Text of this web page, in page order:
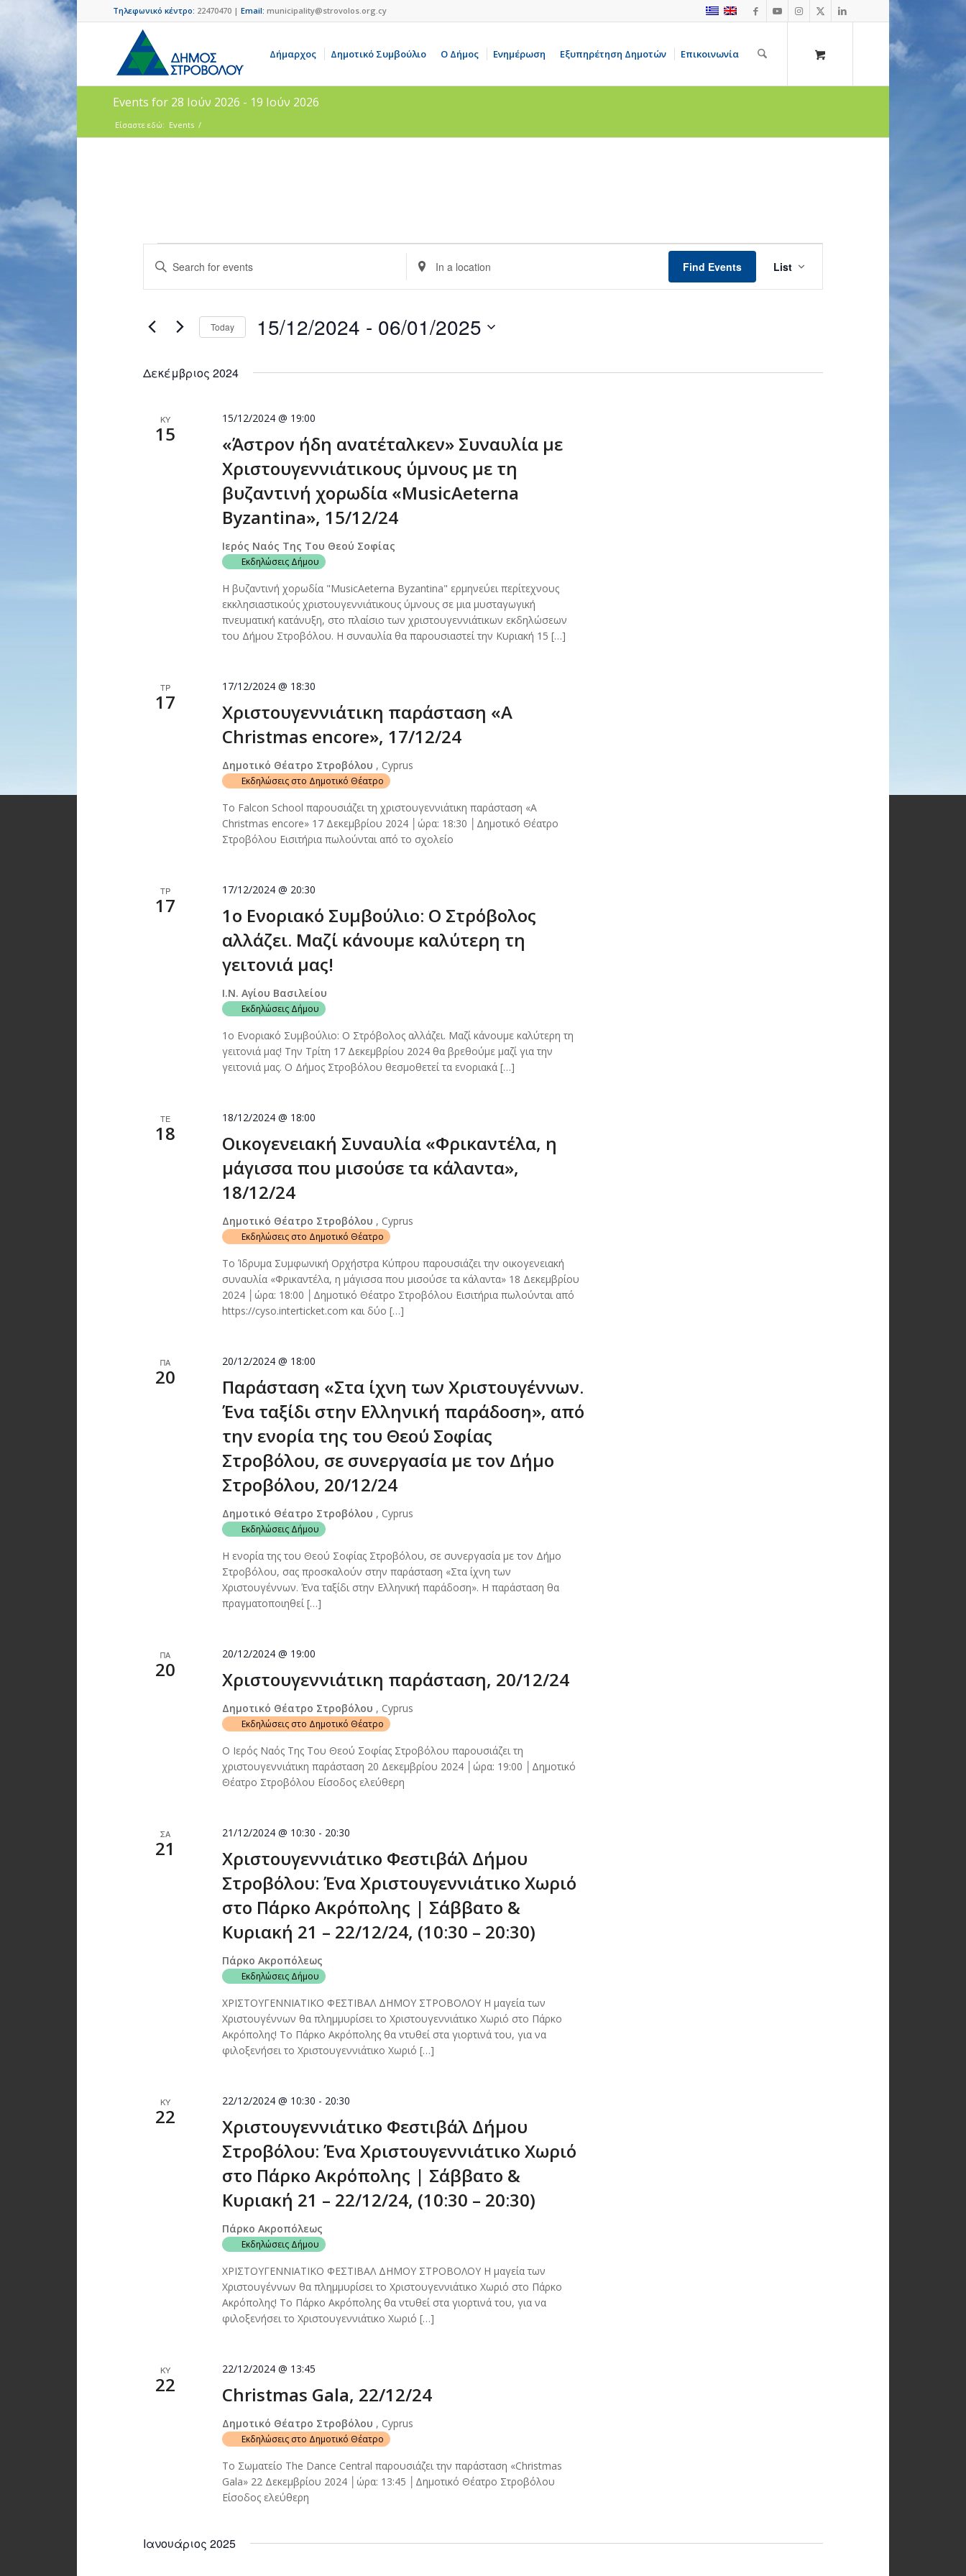
Τηλεφωνικό κέντρο: 22470470 | Email: municipality@strovolos.org.cy
Δήμαρχος Δημοτικό Συμβούλιο Ο Δήμος Ενημέρωση Εξυπηρέτηση Δημοτών Επικοινωνία
Events for 28 Ιούν 2026 - 19 Ιούν 2026
Είσαστε εδώ: Events /
Events
Search
and
Views
Navigation
Enter
Keyword.
Search
Events
Enter
Location.
Search
Events
by
Find Events
Views
List
Today 15/12/2024 - 06/01/2025
Δεκέμβριος 2024
ΚΥ
15
«Άστρον ήδη ανατέταλκεν» Συναυλία με
Χριστουγεννιάτικους ύμνους με τη
βυζαντινή χορωδία «MusicAeterna
Byzantina», 15/12/24
15/12/2024 @ 19:00
Ιερός Ναός Της Του Θεού Σοφίας
Εκδηλώσεις Δήμου
Η βυζαντινή χορωδία "MusicAeterna Byzantina" ερμηνεύει περίτεχνους
εκκλησιαστικούς χριστουγεννιάτικους ύμνους σε μια μυσταγωγική
πνευματική κατάνυξη, στο πλαίσιο των χριστουγεννιάτικων εκδηλώσεων
του Δήμου Στροβόλου. Η συναυλία θα παρουσιαστεί την Κυριακή 15 […]
ΤΡ
17
Χριστουγεννιάτικη παράσταση «A
Christmas encore», 17/12/24
17/12/2024 @ 18:30
Δημοτικό Θέατρο Στροβόλου , Cyprus
Εκδηλώσεις στο Δημοτικό Θέατρο
Το Falcon School παρουσιάζει τη χριστουγεννιάτικη παράσταση «A
Christmas encore» 17 Δεκεμβρίου 2024 │ώρα: 18:30 │Δημοτικό Θέατρο
Στροβόλου Εισιτήρια πωλούνται από το σχολείο
ΤΡ
17
1ο Ενοριακό Συμβούλιο: Ο Στρόβολος
αλλάζει. Μαζί κάνουμε καλύτερη τη
γειτονιά μας!
17/12/2024 @ 20:30
Ι.Ν. Αγίου Βασιλείου
Εκδηλώσεις Δήμου
1ο Ενοριακό Συμβούλιο: Ο Στρόβολος αλλάζει. Μαζί κάνουμε καλύτερη τη
γειτονιά μας! Την Τρίτη 17 Δεκεμβρίου 2024 θα βρεθούμε μαζί για την
γειτονιά μας. Ο Δήμος Στροβόλου θεσμοθετεί τα ενοριακά […]
ΤΕ
18
Οικογενειακή Συναυλία «Φρικαντέλα, η
μάγισσα που μισούσε τα κάλαντα»,
18/12/24
18/12/2024 @ 18:00
Δημοτικό Θέατρο Στροβόλου , Cyprus
Εκδηλώσεις στο Δημοτικό Θέατρο
Το Ίδρυμα Συμφωνική Ορχήστρα Κύπρου παρουσιάζει την οικογενειακή
συναυλία «Φρικαντέλα, η μάγισσα που μισούσε τα κάλαντα» 18 Δεκεμβρίου
2024 │ώρα: 18:00 │Δημοτικό Θέατρο Στροβόλου Εισιτήρια πωλούνται από
https://cyso.interticket.com και δύο […]
ΠΑ
20
Παράσταση «Στα ίχνη των Χριστουγέννων.
Ένα ταξίδι στην Ελληνική παράδοση», από
την ενορία της του Θεού Σοφίας
Στροβόλου, σε συνεργασία με τον Δήμο
Στροβόλου, 20/12/24
20/12/2024 @ 18:00
Δημοτικό Θέατρο Στροβόλου , Cyprus
Εκδηλώσεις Δήμου
Η ενορία της του Θεού Σοφίας Στροβόλου, σε συνεργασία με τον Δήμο
Στροβόλου, σας προσκαλούν στην παράσταση «Στα ίχνη των
Χριστουγέννων. Ένα ταξίδι στην Ελληνική παράδοση». Η παράσταση θα
πραγματοποιηθεί […]
ΠΑ
20 Χριστουγεννιάτικη παράσταση, 20/12/24
20/12/2024 @ 19:00
Δημοτικό Θέατρο Στροβόλου , Cyprus
Εκδηλώσεις στο Δημοτικό Θέατρο
Ο Ιερός Ναός Της Του Θεού Σοφίας Στροβόλου παρουσιάζει τη
χριστουγεννιάτικη παράσταση 20 Δεκεμβρίου 2024 │ώρα: 19:00 │Δημοτικό
Θέατρο Στροβόλου Είσοδος ελεύθερη
ΣΑ
21
Χριστουγεννιάτικο Φεστιβάλ Δήμου
Στροβόλου: Ένα Χριστουγεννιάτικο Χωριό
στο Πάρκο Ακρόπολης | Σάββατο &
Κυριακή 21 – 22/12/24, (10:30 – 20:30)
21/12/2024 @ 10:30 - 20:30
Πάρκο Ακροπόλεως
Εκδηλώσεις Δήμου
ΧΡΙΣΤΟΥΓΕΝΝΙΑΤΙΚΟ ΦΕΣΤΙΒΑΛ ΔΗΜΟΥ ΣΤΡΟΒΟΛΟΥ Η μαγεία των
Χριστουγέννων θα πλημμυρίσει το Χριστουγεννιάτικο Χωριό στο Πάρκο
Ακρόπολης! Το Πάρκο Ακρόπολης θα ντυθεί στα γιορτινά του, για να
φιλοξενήσει το Χριστουγεννιάτικο Χωριό […]
ΚΥ
22
Χριστουγεννιάτικο Φεστιβάλ Δήμου
Στροβόλου: Ένα Χριστουγεννιάτικο Χωριό
στο Πάρκο Ακρόπολης | Σάββατο &
Κυριακή 21 – 22/12/24, (10:30 – 20:30)
22/12/2024 @ 10:30 - 20:30
Πάρκο Ακροπόλεως
Εκδηλώσεις Δήμου
ΧΡΙΣΤΟΥΓΕΝΝΙΑΤΙΚΟ ΦΕΣΤΙΒΑΛ ΔΗΜΟΥ ΣΤΡΟΒΟΛΟΥ Η μαγεία των
Χριστουγέννων θα πλημμυρίσει το Χριστουγεννιάτικο Χωριό στο Πάρκο
Ακρόπολης! Το Πάρκο Ακρόπολης θα ντυθεί στα γιορτινά του, για να
φιλοξενήσει το Χριστουγεννιάτικο Χωριό […]
ΚΥ
22 Christmas Gala, 22/12/24
22/12/2024 @ 13:45
Δημοτικό Θέατρο Στροβόλου , Cyprus
Εκδηλώσεις στο Δημοτικό Θέατρο
Το Σωματείο The Dance Central παρουσιάζει την παράσταση «Christmas
Gala» 22 Δεκεμβρίου 2024 │ώρα: 13:45 │Δημοτικό Θέατρο Στροβόλου
Είσοδος ελεύθερη
Ιανουάριος 2025